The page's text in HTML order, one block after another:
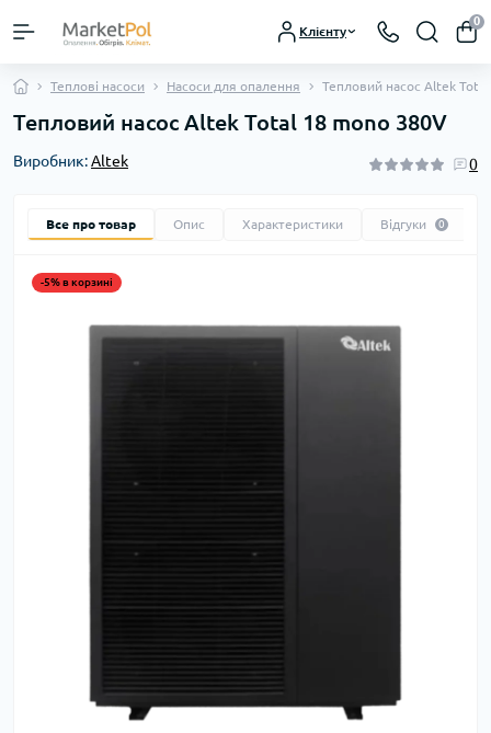
Клієнту
0
Теплові насоси Насоси для опалення Тепловий насос Altek
Тепловий насос Altek Total 18 mono 380V
Виробник:Altek 0
Все про товар Опис Характеристики Відгуки 0
-5% в корзині